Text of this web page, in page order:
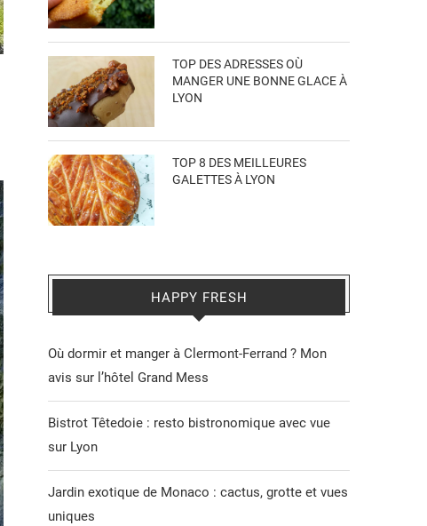
TOP DES ADRESSES OÙ
MANGER UNE BONNE GLACE À
LYON
TOP 8 DES MEILLEURES
GALETTES À LYON
HAPPY FRESH
Où dormir et manger à Clermont-Ferrand ? Mon
avis sur l’hôtel Grand Mess
Bistrot Têtedoie : resto bistronomique avec vue
sur Lyon
Jardin exotique de Monaco : cactus, grotte et vues
uniques